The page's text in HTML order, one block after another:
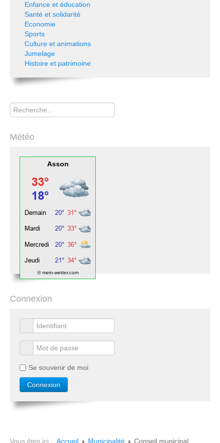
Enfance et éducation
Santé et solidarité
Economie
Sports
Culture et animations
Jumelage
Histoire et patrimoine
Rechercher
Météo
Asson
© mein-wetter.com
Connexion
Se souvenir de moi
Vous êtes ici : Accueil Municipalité Conseil municipal